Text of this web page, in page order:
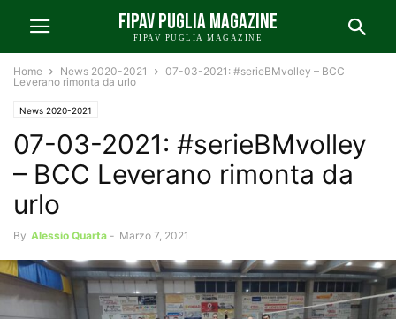
FIPAV PUGLIA MAGAZINE
FIPAV PUGLIA MAGAZINE
Home News 2020-2021
07-03-2021: #serieBMvolley – BCC
Leverano rimonta da urlo
News 2020-2021
07-03-2021: #serieBMvolley
– BCC Leverano rimonta da
urlo
By Alessio Quarta - Marzo 7, 2021